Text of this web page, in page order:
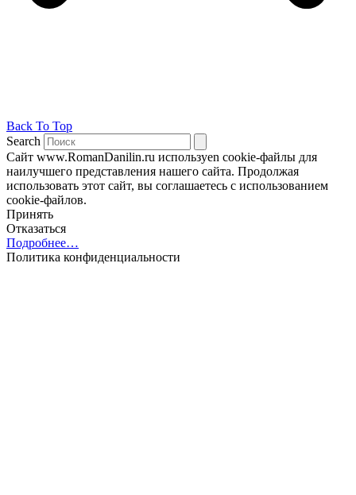
Back To Top
Search
Сайт www.RomanDanilin.ru используеn cookie-файлы для
наилучшего представления нашего сайта. Продолжая
использовать этот сайт, вы соглашаетесь с использованием
cookie-файлов.
Принять
Отказаться
Подробнее…
Политика конфиденциальности